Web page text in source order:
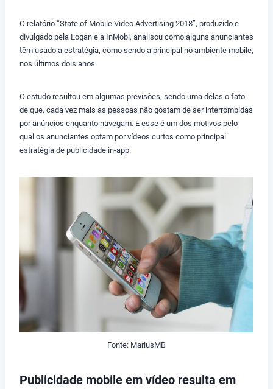
O relatório “State of Mobile Video Advertising 2018”, produzido e
divulgado pela Logan e a InMobi, analisou como alguns anunciantes
têm usado a estratégia, como sendo a principal no ambiente mobile,
nos últimos dois anos.
O estudo resultou em algumas previsões, sendo uma delas o fato
de que, cada vez mais as pessoas não gostam de ser interrompidas
por anúncios enquanto navegam. E esse é um dos motivos pelo
qual os anunciantes optam por vídeos curtos como principal
estratégia de publicidade in-app.
Fonte: MariusMB
Publicidade mobile em vídeo resulta em